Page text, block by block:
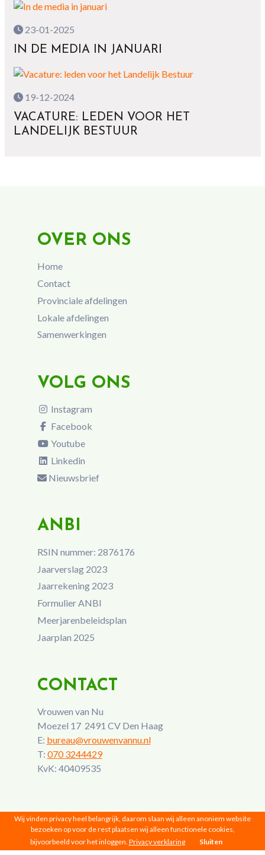
23-01-2025
IN DE MEDIA IN JANUARI
19-12-2024
VACATURE: LEDEN VOOR HET
LANDELIJK BESTUUR
OVER ONS
Home
Contact
Provinciale afdelingen
Lokale afdelingen
Samenwerkingen
VOLG ONS
Instagram
Facebook
Youtube
Linkedin
Nieuwsbrief
ANBI
RSIN nummer: 2876176
Jaarverslag 2023
Jaarrekening 2023
Formulier ANBI
Meerjarenbeleidsplan
Jaarplan 2025
CONTACT
Vrouwen van Nu
Moezel 17 2491 CV Den Haag
E: bureau@vrouwenvannu.nl
T: 070 3244429
KvK: 40409535
Vrouwen van Nu © 2026 |Privacy|Disclaimer
Wij vinden privacy heel belangrijk, daarom slaan wij alleen anoniem website
bezoeken op voor de rest plaatsen wij alleen functionele cookies,
bijvoorbeeld voor het inloggen. Privacy verklaring Sluiten